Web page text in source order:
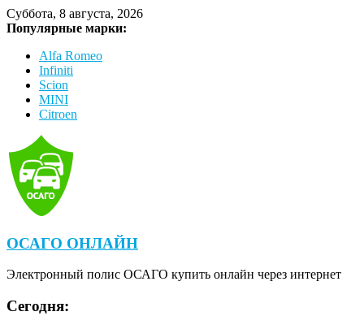
Суббота, 8 августа, 2026
Популярные марки:
Alfa Romeo
Infiniti
Scion
MINI
Citroen
ОСАГО ОНЛАЙН
Электронный полис ОСАГО купить онлайн через интернет
Сегодня: